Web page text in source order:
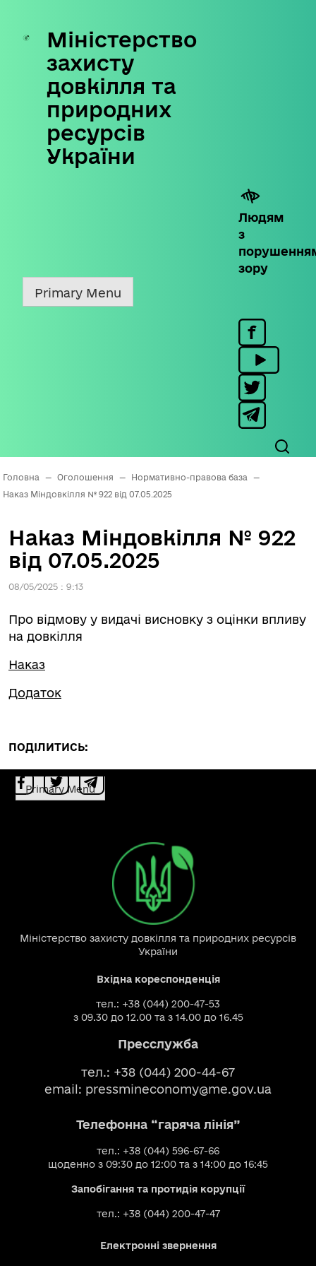
Skip
content
Міністерство
захисту
довкілля та
природних
ресурсів
України
Людям
з
зору
Primary Menu
Головна — Оголошення — Нормативно-правова база
—
Наказ Міндовкілля № 922 від 07.05.2025
Наказ Міндовкілля № 922
від 07.05.2025
08/05/2025 : 9:13
Про відмову у видачі висновку з оцінки впливу
на довкілля
Наказ
Додаток
ПОДІЛИТИСЬ:
Primary Menu
Міністерство захисту довкілля та природних ресурсів
України
Вхідна кореспонденція
тел.: +38 (044) 200-47-53
з 09.30 до 12.00 та з 14.00 до 16.45
Пресслужба
тел.: +38 (044) 200-44-67
email: pressmineconomy@me.gov.ua
Телефонна “гаряча лінія”
тел.: +38 (044) 596-67-66
щоденно з 09:30 до 12:00 та з 14:00 до 16:45
Запобігання та протидія корупції
тел.: +38 (044) 200-47-47
Електронні звернення